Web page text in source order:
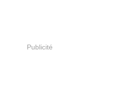
Publicité